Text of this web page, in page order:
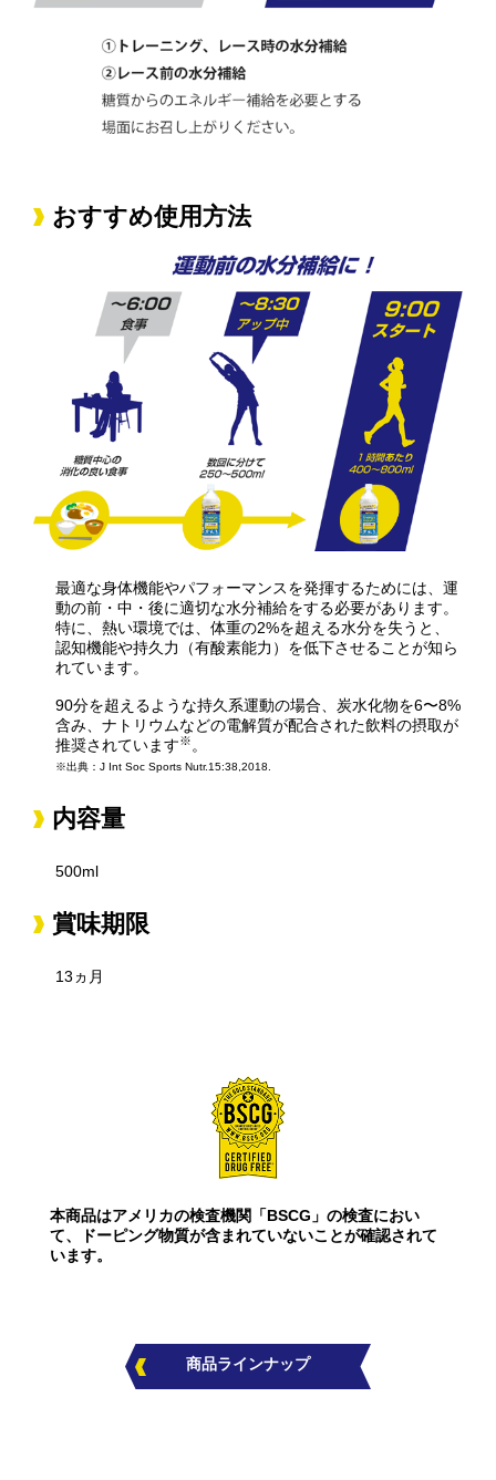
おすすめ使用方法
最適な身体機能やパフォーマンスを発揮するためには、運
動の前・中・後に適切な水分補給をする必要があります。
特に、熱い環境では、体重の2%を超える水分を失うと、
認知機能や持久力（有酸素能力）を低下させることが知ら
れています。
90分を超えるような持久系運動の場合、炭水化物を6〜8%
含み、ナトリウムなどの電解質が配合された飲料の摂取が
推奨されています※ 。
※出典：J Int Soc Sports Nutr.15:38,2018.
内容量
500ml
賞味期限
13ヵ月
本商品はアメリカの検査機関「BSCG」の検査におい
て、ドーピング物質が含まれていないことが確認されて
います。
商品ラインナップ